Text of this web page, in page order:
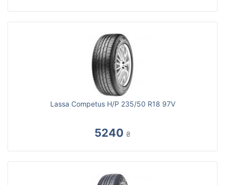
Lassa Competus H/P 235/50 R18 97V
5240 ₴